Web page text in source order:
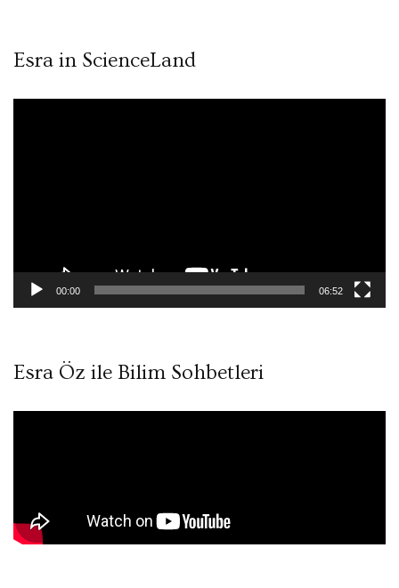
Esra in ScienceLand
00:00 06:52
Esra Öz ile Bilim Sohbetleri